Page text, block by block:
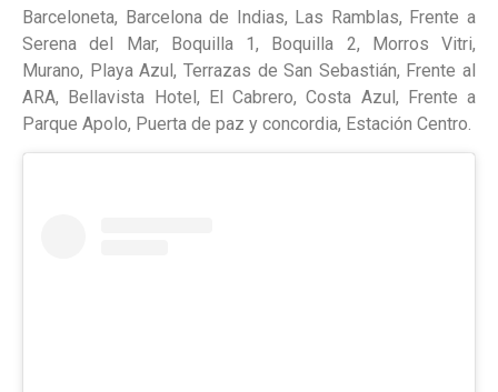
Barceloneta, Barcelona de Indias, Las Ramblas, Frente a
Serena del Mar, Boquilla 1, Boquilla 2, Morros Vitri,
Murano, Playa Azul, Terrazas de San Sebastián, Frente al
ARA, Bellavista Hotel, El Cabrero, Costa Azul, Frente a
Parque Apolo, Puerta de paz y concordia, Estación Centro.